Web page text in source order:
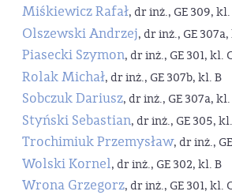
Miśkiewicz Rafał, dr inż., GE 309, kl.
Olszewski Andrzej, dr inż., GE
Piasecki Szymon, dr inż., GE 301, kl.
Rolak Michał, dr inż., GE 307b, kl. B
Sobczuk Dariusz, dr inż., GE 307a, kl.
Styński Sebastian, dr inż., GE 305,
Trochimiuk Przemysław, dr inż.,
Wolski Kornel, dr inż., GE 302, kl. B
Wrona Grzegorz, dr inż., GE 301, kl.